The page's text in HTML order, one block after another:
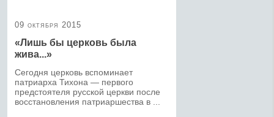
09 октября 2015
«Лишь бы церковь была
жива...»
Сегодня церковь вспоминает
патриарха Тихона — первого
предстоятеля русской церкви после
восстановления патриаршества в ...